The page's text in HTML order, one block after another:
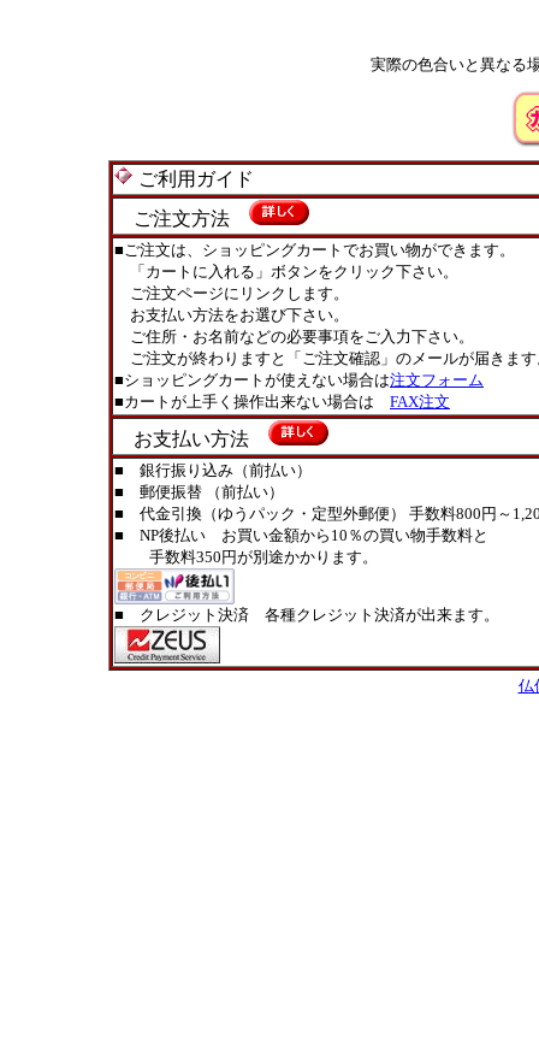
実際の色合いと異なる
ご利用ガイド
ご注文方法
■ご注文は、ショッピングカートでお買い物ができます。
「カートに入れる」ボタンをクリック下さい。
ご注文ページにリンクします。
お支払い方法をお選び下さい。
ご住所・お名前などの必要事項をご入力下さい。
ご注文が終わりますと「ご注文確認」のメールが届きま
■ショッピングカートが使えない場合は注文フォーム
■カートが上手く操作出来ない場合は FAX注文
お支払い方法
■ 銀行振り込み（前払い）
■ 郵便振替 （前払い）
■ 代金引換（ゆうパック・定型外郵便） 手数料800円～
■ NP後払い お買い金額から10％の買い物手数料と
手数料350円が別途かかります。
■ クレジット決済 各種クレジット決済が出来ます。
仏